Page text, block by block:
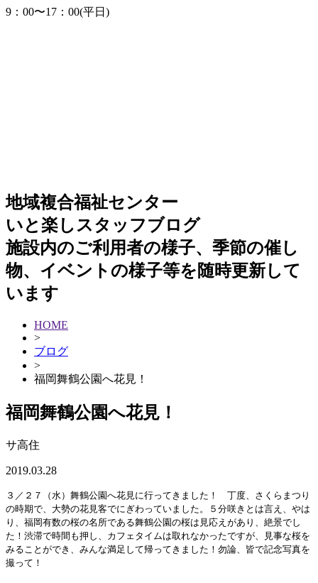
9：00〜17：00(平日)
地域複合福祉センター
いと楽しスタッフブログ
施設内のご利用者の様子、季節の催し
物、イベントの様子等を随時更新して
います
HOME
>
ブログ
>
福岡舞鶴公園へ花見！
福岡舞鶴公園へ花見！
サ高住
2019.03.28
３／２７（水）舞鶴公園へ花見に行ってきました！ 丁度、さくらまつり
の時期で、大勢の花見客でにぎわっていました。５分咲きとは言え、やは
り、福岡有数の桜の名所である舞鶴公園の桜は見応えがあり、絶景でし
た！渋滞で時間も押し、カフェタイムは取れなかったですが、見事な桜を
みることができ、みんな満足して帰ってきました！勿論、皆で記念写真を
撮って！